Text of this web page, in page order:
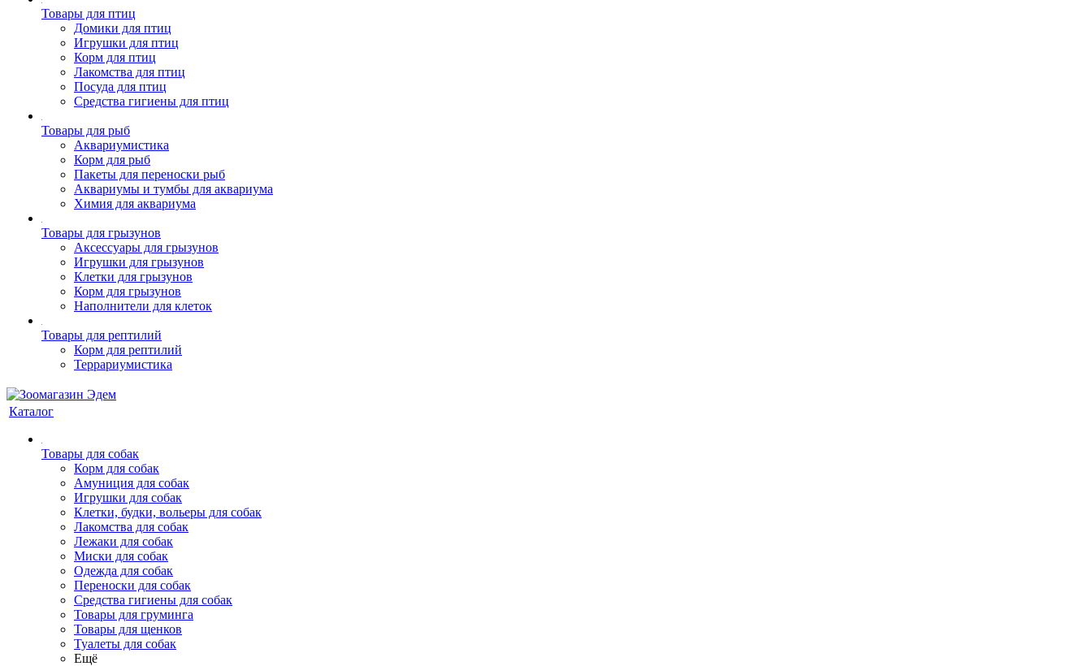
Товары для птиц
Домики для птиц
Игрушки для птиц
Корм для птиц
Лакомства для птиц
Посуда для птиц
Средства гигиены для птиц
Товары для рыб
Аквариумистика
Корм для рыб
Пакеты для переноски рыб
Аквариумы и тумбы для аквариума
Химия для аквариума
Товары для грызунов
Аксессуары для грызунов
Игрушки для грызунов
Клетки для грызунов
Корм для грызунов
Наполнители для клеток
Товары для рептилий
Корм для рептилий
Террариумистика
Каталог
Товары для собак
Корм для собак
Амуниция для собак
Игрушки для собак
Клетки, будки, вольеры для собак
Лакомства для собак
Лежаки для собак
Миски для собак
Одежда для собак
Переноски для собак
Средства гигиены для собак
Товары для груминга
Товары для щенков
Туалеты для собак
Ещё